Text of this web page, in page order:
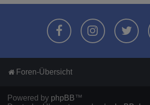
Foren-Übersicht
Powered by phpBB™